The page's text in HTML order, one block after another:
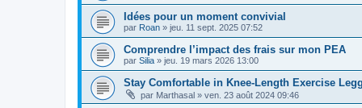
Idées pour un moment convivial
par Roan » jeu. 11 sept. 2025 07:52
Comprendre l’impact des frais sur mon PEA
par Silia » jeu. 19 mars 2026 13:00
Stay Comfortable in Knee-Length Exercise
par Marthasal » ven. 23 août 2024 09:46